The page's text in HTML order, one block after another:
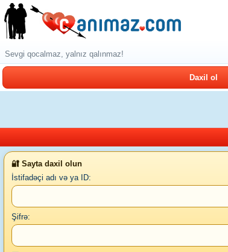
Sevgi qocalmaz, yalnız qalınmaz!
Daxil ol
🔐 Sayta daxil olun
İstifadəçi adı və ya ID:
Şifrə: